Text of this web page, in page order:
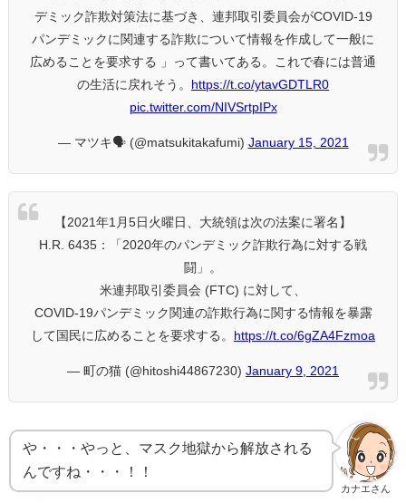
デミック詐欺対策法に基づき、連邦取引委員会がCOVID-19
パンデミックに関連する詐欺について情報を作成して一般に
広めることを要求する 」って書いてある。これで春には普通
の生活に戻れそう。
https://t.co/ytavGDTLR0
pic.twitter.com/NIVSrtpIPx
— マツキ🗣️ (@matsukitakafumi) January 15, 2021
【2021年1月5日火曜日、大統領は次の法案に署名】
H.R. 6435：「2020年のパンデミック詐欺行為に対する戦
闘」。
米連邦取引委員会 (FTC) に対して、
COVID-19パンデミック関連の詐欺行為に関する情報を暴露
して国民に広めることを要求する。
https://t.co/6gZA4Fzmoa
— 町の猫 (@hitoshi44867230) January 9, 2021
カナエさん
や・・・やっと、マスク地獄から解放される
んですね・・・！！